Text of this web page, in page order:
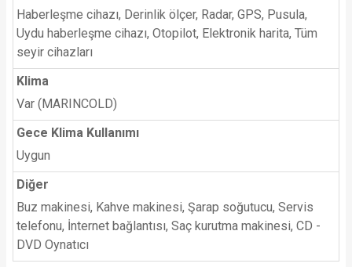
Haberleşme cihazı, Derinlik ölçer, Radar, GPS, Pusula,
Uydu haberleşme cihazı, Otopilot, Elektronik harita, Tüm
seyir cihazları
Klima
Var (MARINCOLD)
Gece Klima Kullanımı
Uygun
Diğer
Buz makinesi, Kahve makinesi, Şarap soğutucu, Servis
telefonu, İnternet bağlantısı, Saç kurutma makinesi, CD -
DVD Oynatıcı